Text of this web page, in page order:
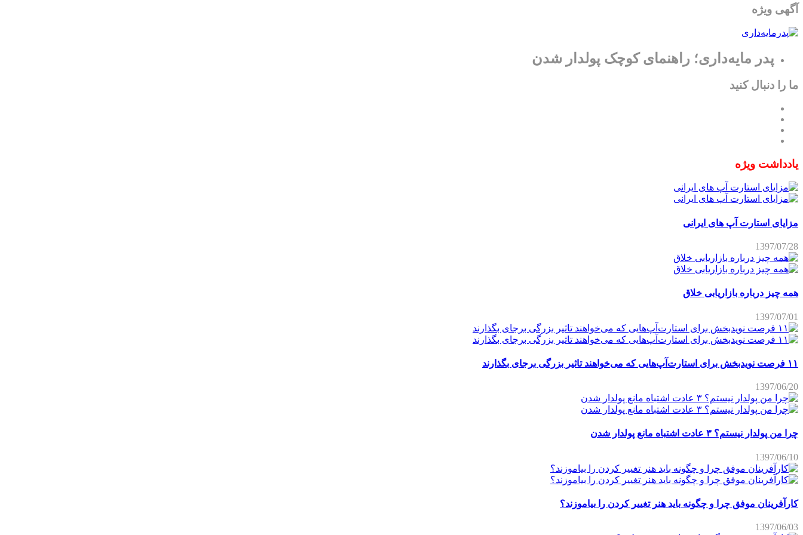
آگهی ویژه
پدر مایه‌داری؛ راهنمای کوچک پولدار شدن
ما را دنبال کنید
یادداشت ویژه
مزایای استارت آپ های ایرانی
1397/07/28
همه چیز درباره بازاریابی خلاق
1397/07/01
۱۱ فرصت نویدبخش برای استارت‌آپ‌هایی که می‌خواهند تاثیر بزرگی برجای بگذارند
1397/06/20
چرا من پولدار نیستم؟ ۳ عادت اشتباه مانع پولدار شدن
1397/06/10
کارآفرینان موفق چرا و چگونه باید هنر تغییر کردن را بیاموزند؟
1397/06/03